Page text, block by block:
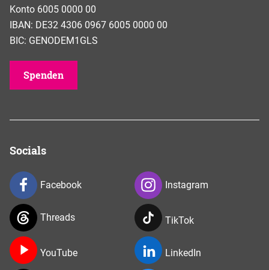
Konto 6005 0000 00
IBAN: DE32 4306 0967 6005 0000 00
BIC: GENODEM1GLS
Spenden
Socials
Facebook Instagram
Threads TikTok
YouTube LinkedIn